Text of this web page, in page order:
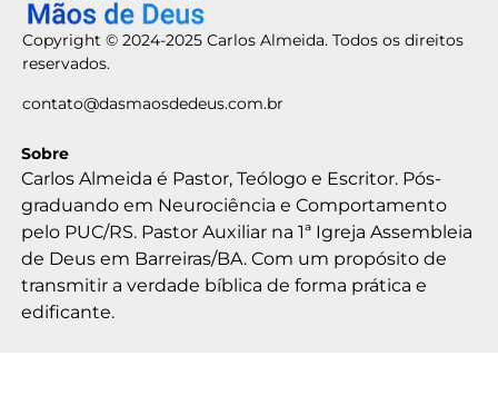
Copyright © 2024-2025 Carlos Almeida. Todos os direitos
reservados.
contato@dasmaosdedeus.com.br
Sobre
Carlos Almeida é Pastor, Teólogo e Escritor. Pós-
graduando em Neurociência e Comportamento
pelo PUC/RS. Pastor Auxiliar na 1ª Igreja Assembleia
de Deus em Barreiras/BA. Com um propósito de
transmitir a verdade bíblica de forma prática e
edificante.